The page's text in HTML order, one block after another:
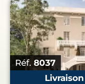
Réf. 8037